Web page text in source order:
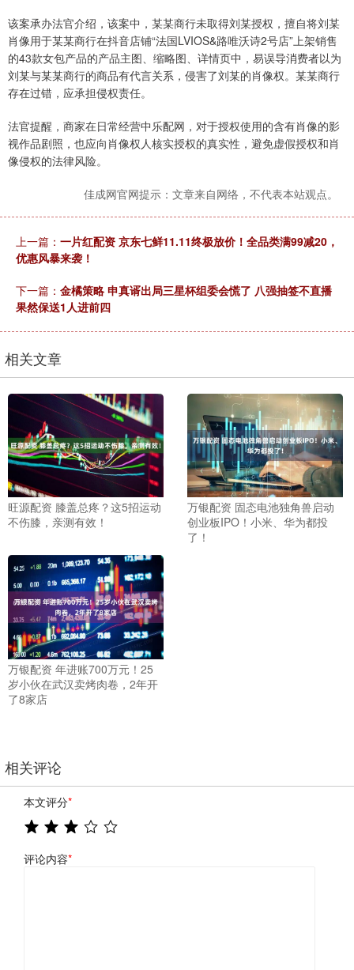
该案承办法官介绍，该案中，某某商行未取得刘某授权，擅自将刘某
肖像用于某某商行在抖音店铺“法国LVIOS&路唯沃诗2号店”上架销售
的43款女包产品的产品主图、缩略图、详情页中，易误导消费者以为
刘某与某某商行的商品有代言关系，侵害了刘某的肖像权。某某商行
存在过错，应承担侵权责任。
法官提醒，商家在日常经营中乐配网，对于授权使用的含有肖像的影
视作品剧照，也应向肖像权人核实授权的真实性，避免虚假授权和肖
像侵权的法律风险。
佳成网官网提示：文章来自网络，不代表本站观点。
上一篇： 一片红配资 京东七鲜11.11终极放价！全品类满99减20，
优惠风暴来袭！
下一篇： 金橘策略 申真谞出局三星杯组委会慌了 八强抽签不直播
果然保送1人进前四
相关文章
旺源配资 膝盖总疼？这5招运动
不伤膝，亲测有效！
万银配资 固态电池独角兽启动
创业板IPO！小米、华为都投
了！
万银配资 年进账700万元！25
岁小伙在武汉卖烤肉卷，2年开
了8家店
相关评论
本文评分*
评论内容*